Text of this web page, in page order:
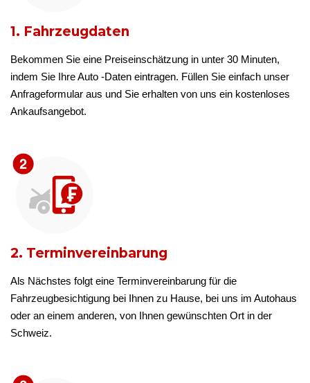
1. Fahrzeugdaten
Bekommen Sie eine Preiseinschätzung in unter 30 Minuten,
indem Sie Ihre Auto -Daten eintragen. Füllen Sie einfach unser
Anfrageformular aus und Sie erhalten von uns ein kostenloses
Ankaufsangebot.
2. Terminvereinbarung
Als Nächstes folgt eine Terminvereinbarung für die
Fahrzeugbesichtigung bei Ihnen zu Hause, bei uns im Autohaus
oder an einem anderen, von Ihnen gewünschten Ort in der
Schweiz.